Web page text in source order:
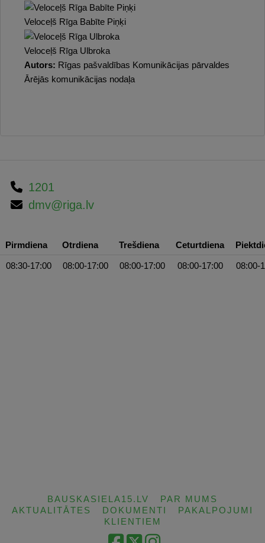
Veloceļš Rīga Babīte Piņķi
Veloceļš Rīga Ulbroka
Autors: Rīgas pašvaldības Komunikācijas pārvaldes
Ārējās komunikācijas nodaļa
1201
dmv@riga.lv
Pirmdiena Otrdiena Trešdiena Ceturtdiena
08:30-17:00 08:00-17:00 08:00-17:00 08:00-17:00 08:00-
BAUSKASIELA15.LV
PAR MUMS
AKTUALITĀTES
DOKUMENTI
PAKALPOJUMI
KLIENTIEM